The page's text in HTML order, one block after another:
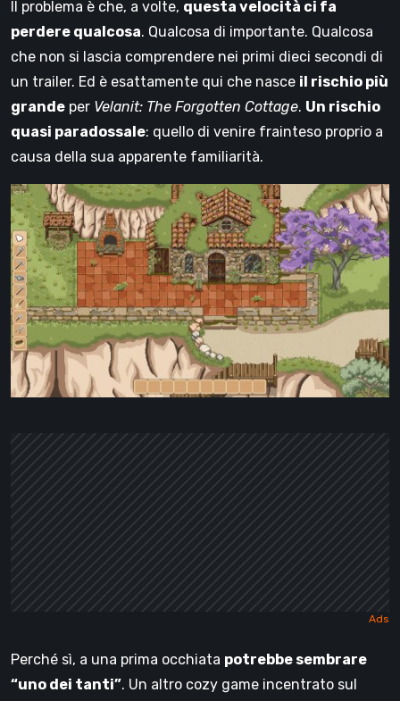
Il problema è che, a volte, questa velocità ci fa
perdere qualcosa. Qualcosa di importante. Qualcosa
che non si lascia comprendere nei primi dieci secondi di
un trailer. Ed è esattamente qui che nasce il rischio più
grande per Velanit: The Forgotten Cottage. Un rischio
quasi paradossale: quello di venire frainteso proprio a
causa della sua apparente familiarità.
Perché sì, a una prima occhiata potrebbe sembrare
“uno dei tanti”. Un altro cozy game incentrato sul